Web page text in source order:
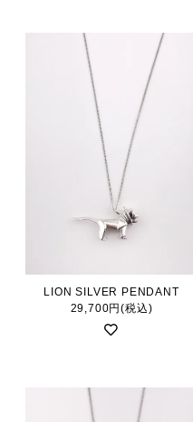
LION SILVER PENDANT
29,700円(税込)